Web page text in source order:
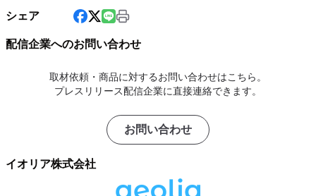
シェア
配信企業へのお問い合わせ
取材依頼・商品に対するお問い合わせはこちら。
プレスリリース配信企業に直接連絡できます。
お問い合わせ
イオリア株式会社